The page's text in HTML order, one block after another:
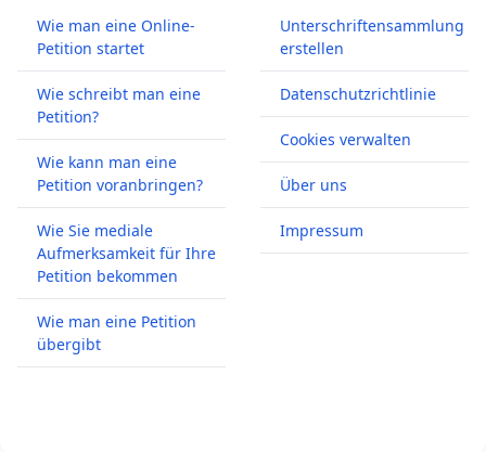
Wie man eine Online-
Petition startet
Wie schreibt man eine
Petition?
Wie kann man eine
Petition voranbringen?
Wie Sie mediale
Aufmerksamkeit für Ihre
Petition bekommen
Wie man eine Petition
übergibt
Unterschriftensammlung
erstellen
Datenschutzrichtlinie
Cookies verwalten
Über uns
Impressum